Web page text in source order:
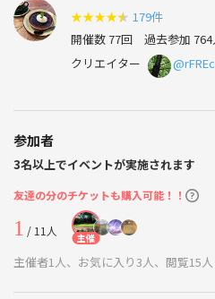
★★★★★ 179件
開催数 77回 過去参加 764
クリエイター
参加者
3名以上でイベントが実施されます
友達の分のチケットも購入可能！！
1 / 11人 主催
主催者1人、お気に入り3人、閲覧15人